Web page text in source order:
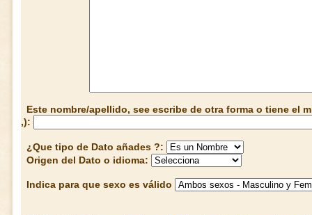
Este nombre/apellido, see escribe de otra forma o tiene el
,):
¿Que tipo de Dato añades ?:
Origen del Dato o idioma:
Indica para que sexo es válido